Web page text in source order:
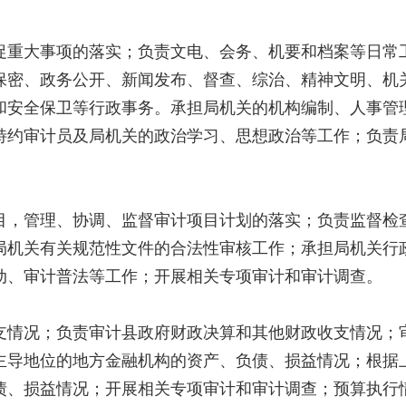
事项的落实；负责文电、会务、机要和档案等日常
、政务公开、新闻发布、督查、综治、精神文明、
全保卫等行政事务。承担局机关的机构编制、人事
审计员及局机关的政治学习、思想政治等工作；负
理、协调、监督审计项目计划的落实；负责监督检
关有关规范性文件的合法性审核工作；承担局机关
审计普法等工作；开展相关专项审计和审计调查。
；负责审计县政府财政决算和其他财政收支情况；
地位的地方金融机构的资产、负债、损益情况；根
损益情况；开展相关专项审计和审计调查；预算执